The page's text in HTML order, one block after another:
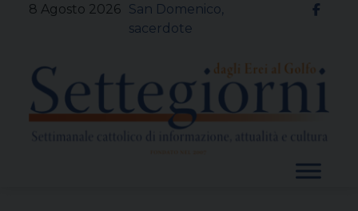
8 Agosto 2026 San Domenico,
sacerdote